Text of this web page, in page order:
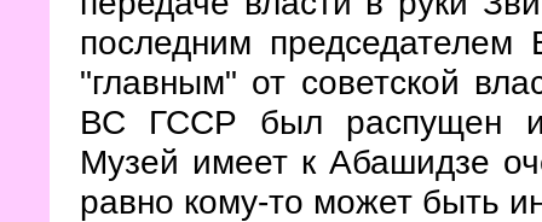
последним
"главным" от советской
ВС ГССР был распущен и
Музей имеет к Абашидзе
равно кому-то может быть